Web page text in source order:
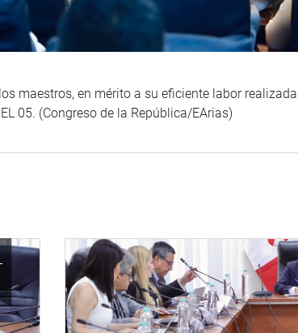
maestros, en mérito a su eficiente labor
05. (Congreso de la República/EArias)